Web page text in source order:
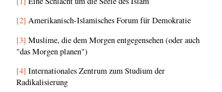
[2] Amerikanisch-Islamisches Forum für Demokratie
[3] Muslime, die dem Morgen entgegensehen (oder auch
"das Morgen planen")
[4] Internationales Zentrum zum Studium der
Radikalisierung